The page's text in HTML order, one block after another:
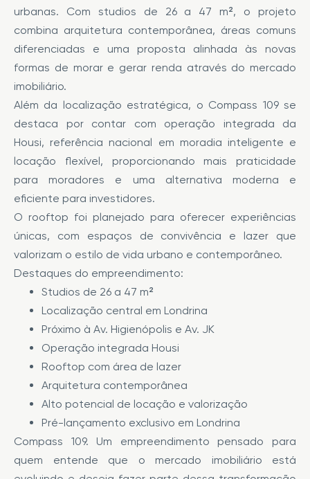
urbanas. Com studios de 26 a 47 m², o projeto
combina arquitetura contemporânea, áreas comuns
diferenciadas e uma proposta alinhada às novas
formas de morar e gerar renda através do mercado
imobiliário.
Além da localização estratégica, o Compass 109 se
destaca por contar com operação integrada da
Housi, referência nacional em moradia inteligente e
locação flexível, proporcionando mais praticidade
para moradores e uma alternativa moderna e
eficiente para investidores.
O rooftop foi planejado para oferecer experiências
únicas, com espaços de convivência e lazer que
valorizam o estilo de vida urbano e contemporâneo.
Destaques do empreendimento:
Studios de 26 a 47 m²
Localização central em Londrina
Próximo à Av. Higienópolis e Av. JK
Operação integrada Housi
Rooftop com área de lazer
Arquitetura contemporânea
Alto potencial de locação e valorização
Pré-lançamento exclusivo em Londrina
Compass 109. Um empreendimento pensado para
quem entende que o mercado imobiliário está